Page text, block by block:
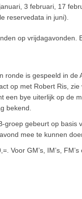
3 februari, 17
reservedata in juni).
op vrijdagavonden.
ronde is gespeeld in
op met Robert Ris,
een bye uiterlijk op de
bekend.
groep gebeurt op basis
mee te kunnen
Voor GM’s, IM’s,